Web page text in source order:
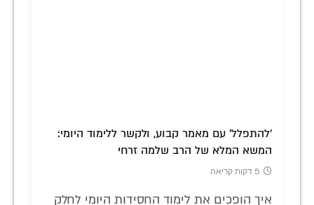
'להתפלל' עם מאמר קבוע, ולקשר ללימוד היומי:
המשא המלא של הרב שלמה זרחי
5 דקות קריאה
איך הופכים את לימוד החסידות היומי לחלק